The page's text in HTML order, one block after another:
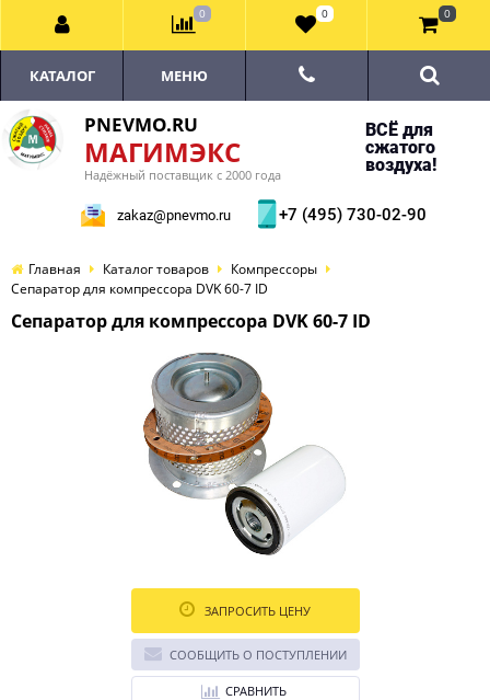
PNEVMO.RU
МАГИМЭКС
Надёжный поставщик с 2000 года
ВСЁ для
сжатого
воздуха!
zakaz@pnevmo.ru +7 (495) 730-02-90
КАТАЛОГ МЕНЮ
Главная Каталог товаров
Компрессоры
Сепаратор для компрессора DVK 60-7 ID
Сепаратор для компрессора DVK 60-7 ID
ЗАПРОСИТЬ ЦЕНУ
СООБЩИТЬ О ПОСТУПЛЕНИИ
СРАВНИТЬ
0 0 0